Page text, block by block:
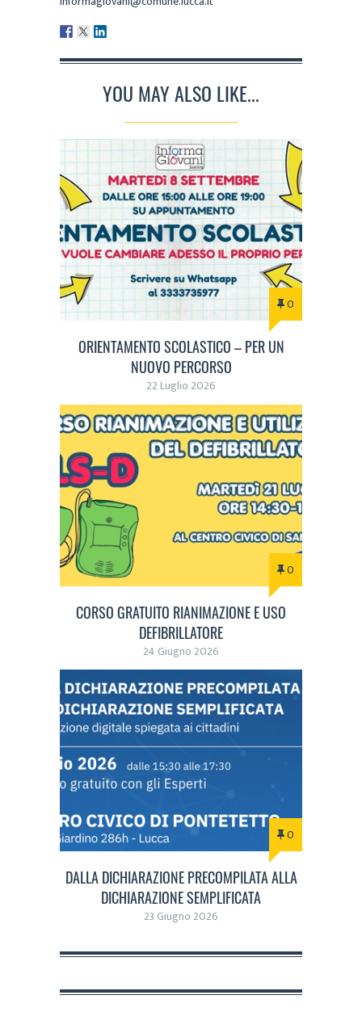
YOU MAY ALSO LIKE...
0
ORIENTAMENTO SCOLASTICO – PER UN
NUOVO PERCORSO
22 Luglio 2026
0
CORSO GRATUITO RIANIMAZIONE E USO
DEFIBRILLATORE
24 Giugno 2026
0
DALLA DICHIARAZIONE PRECOMPILATA ALLA
DICHIARAZIONE SEMPLIFICATA
23 Giugno 2026